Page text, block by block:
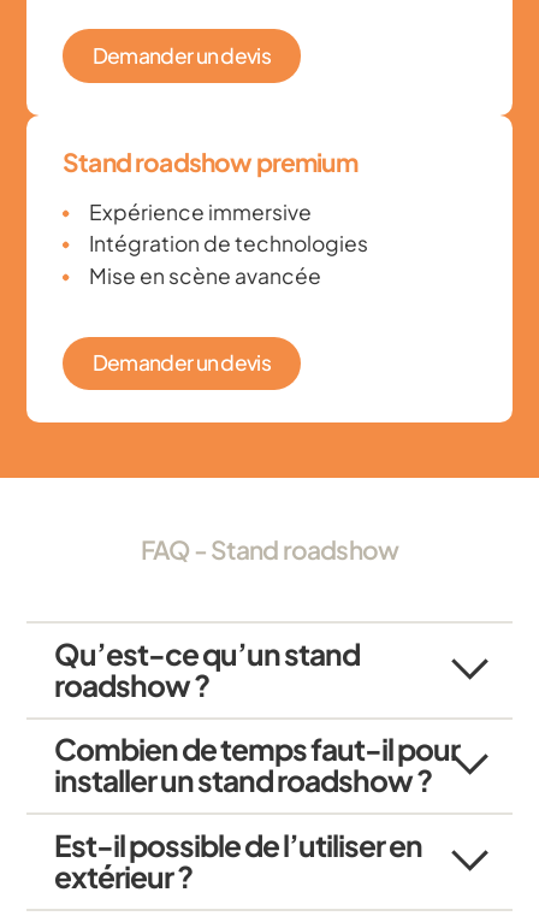
Demander un devis
Stand roadshow premium
Expérience immersive
Intégration de technologies
Mise en scène avancée
Demander un devis
FAQ - Stand roadshow
Qu’est-ce qu’un stand
roadshow ?
Combien de temps faut-il pour
installer un stand roadshow ?
Est-il possible de l’utiliser en
extérieur ?